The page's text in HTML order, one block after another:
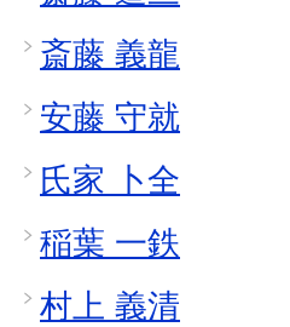
斎藤 義龍
安藤 守就
氏家 卜全
稲葉 一鉄
村上 義清